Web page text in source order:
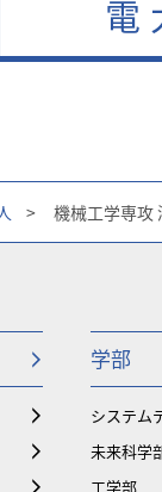
> 機械工学専攻
学部
システム
未来科学
工学部